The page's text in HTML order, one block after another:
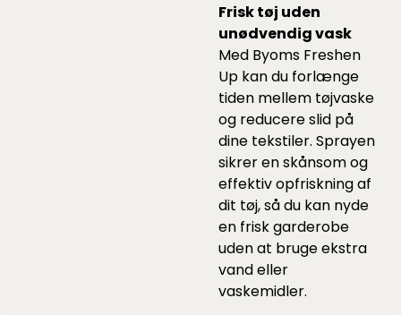
Frisk tøj uden
unødvendig vask
Med Byoms Freshen
Up kan du forlænge
tiden mellem tøjvaske
og reducere slid på
dine tekstiler. Sprayen
sikrer en skånsom og
effektiv opfriskning af
dit tøj, så du kan nyde
en frisk garderobe
uden at bruge ekstra
vand eller
vaskemidler.